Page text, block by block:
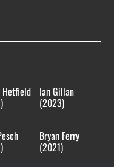
Hetfield Ian Gillan
(2023)
Bryan Ferry
(2021)